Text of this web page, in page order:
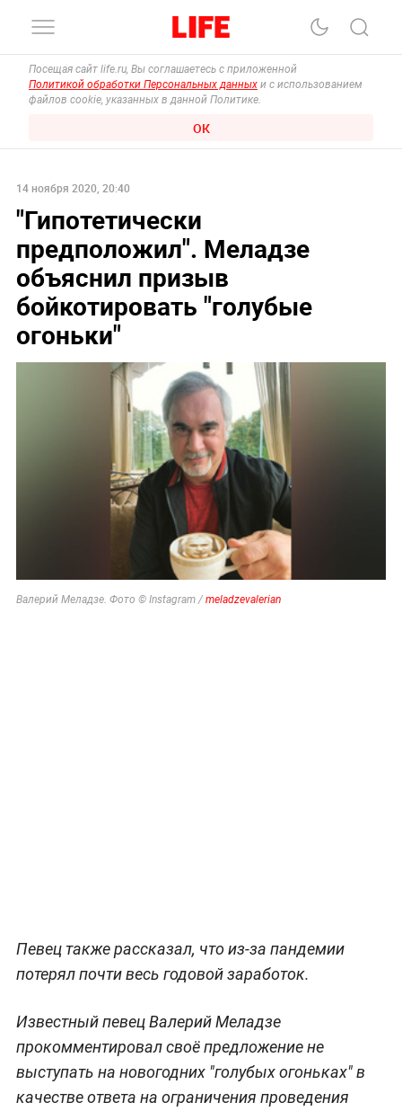
Посещая сайт life.ru, Вы соглашаетесь с приложенной
Политикой обработки Персональных данных и с использованием
файлов cookie, указанных в данной Политике.
ОК
14 ноября 2020, 20:40
"Гипотетически
предположил". Меладзе
объяснил призыв
бойкотировать "голубые
огоньки"
Валерий Меладзе. Фото © Instagram / meladzevalerian
Певец также рассказал, что из-за пандемии
потерял почти весь годовой заработок.
Известный певец Валерий Меладзе
прокомментировал своё предложение не
выступать на новогодних "голубых огоньках" в
качестве ответа на ограничения проведения